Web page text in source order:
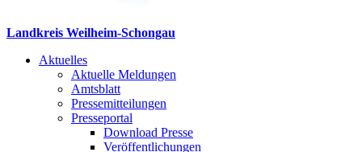
Landkreis Weilheim-Schongau
Aktuelles
Aktuelle Meldungen
Amtsblatt
Pressemitteilungen
Presseportal
Download Presse
Veröffentlichungen